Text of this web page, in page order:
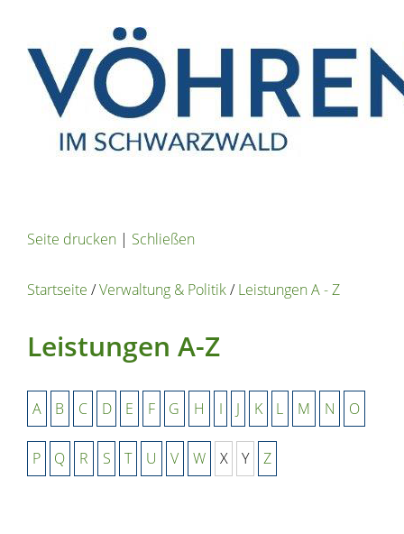
Seite drucken | Schließen
Startseite /Verwaltung & Politik/Leistungen A - Z
Leistungen A-Z
A B C D E F G H I J K L M N O
P Q R S T U V W X Y Z